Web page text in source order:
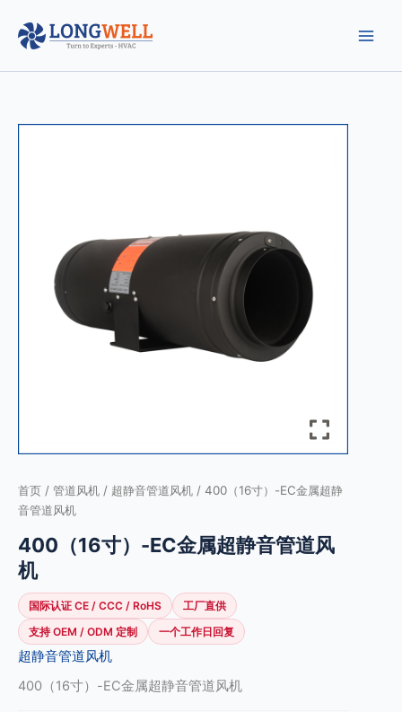
容
首页 / 管道风机 / 超静音管道风机 / 400（16寸）-EC金属超静
音管道风机
400（16寸）-EC金属超静音管道风
机
国际认证 CE / CCC / RoHS
工厂直供
支持 OEM / ODM 定制
一个工作日回复
超静音管道风机
400（16寸）-EC金属超静音管道风机